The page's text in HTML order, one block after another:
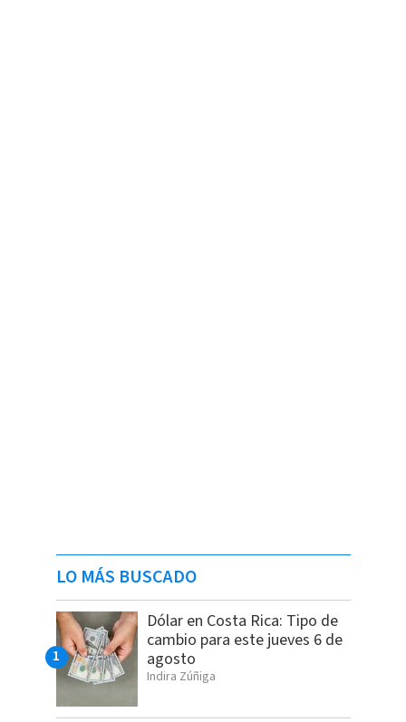
LO MÁS BUSCADO
Dólar en Costa Rica: Tipo de
cambio para este jueves 6 de
agosto
Indira Zúñiga